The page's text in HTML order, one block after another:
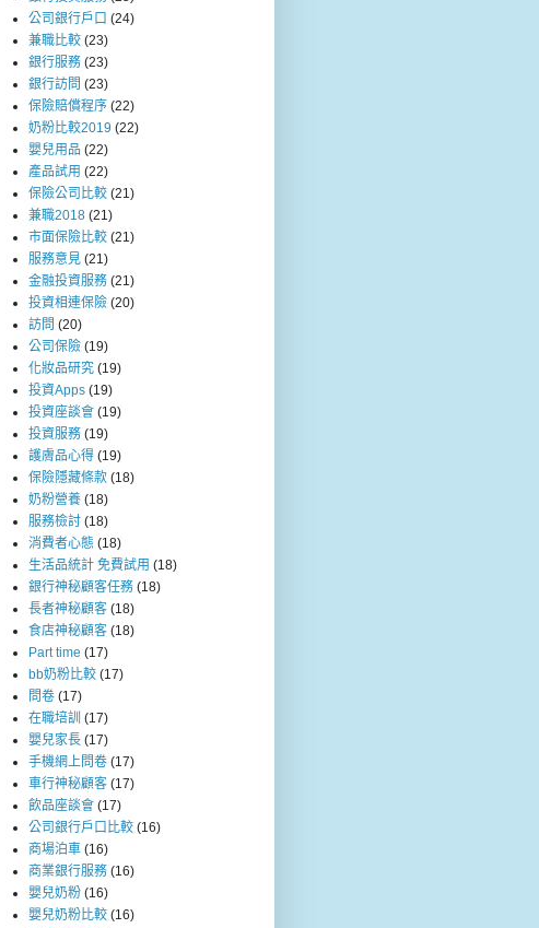
公司銀行戶口 (24)
兼職比較 (23)
銀行服務 (23)
銀行訪問 (23)
保險賠償程序 (22)
奶粉比較2019 (22)
嬰兒用品 (22)
產品試用 (22)
保險公司比較 (21)
兼職2018 (21)
市面保險比較 (21)
服務意見 (21)
金融投資服務 (21)
投資相連保險 (20)
訪問 (20)
公司保險 (19)
化妝品研究 (19)
投資Apps (19)
投資座談會 (19)
投資服務 (19)
護膚品心得 (19)
保險隱藏條款 (18)
奶粉營養 (18)
服務檢討 (18)
消費者心態 (18)
生活品統計 免費試用 (18)
銀行神秘顧客任務 (18)
長者神秘顧客 (18)
食店神秘顧客 (18)
Part time (17)
bb奶粉比較 (17)
問卷 (17)
在職培訓 (17)
嬰兒家長 (17)
手機網上問卷 (17)
車行神秘顧客 (17)
飲品座談會 (17)
公司銀行戶口比較 (16)
商場泊車 (16)
商業銀行服務 (16)
嬰兒奶粉 (16)
嬰兒奶粉比較 (16)